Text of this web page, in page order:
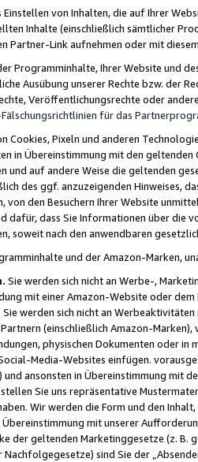
Einstellen von Inhalten, die auf Ihrer
Inhalte (einschließlich sämtlicher
Partner-Link aufnehmen oder mit
Programminhalte, Ihrer Website und
Ausübung unserer Rechte bzw. der
Veröffentlichungsrechte oder
für das
Cookies, Pixeln und anderen
in Übereinstimmung mit den
und auf andere Weise die geltenden
des ggf. anzuzeigenden Hinweises,
von den Besuchern Ihrer Website
dafür, dass Sie Informationen über die
soweit nach den anwendbaren
und der Amazon-Marken,
Sie werden sich nicht an Werbe-,
mit einer Amazon-Website oder
werden sich nicht an
(einschließlich Amazon-
physischen Dokumenten oder in
Media-Websites einfügen.
ansonsten in Übereinstimmung mit
Sie uns repräsentative
Wir werden die Form und den
mit unserer
der geltenden Marketinggesetze (z. B.
sind Sie der